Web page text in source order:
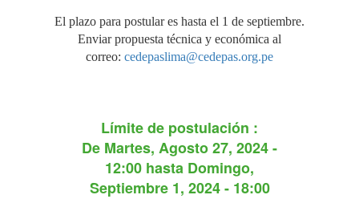
El plazo para postular es hasta el 1 de septiembre.
Enviar propuesta técnica y económica al
correo: cedepaslima@cedepas.org.pe
Límite de postulación :
De Martes, Agosto 27, 2024 -
12:00 hasta Domingo,
Septiembre 1, 2024 - 18:00